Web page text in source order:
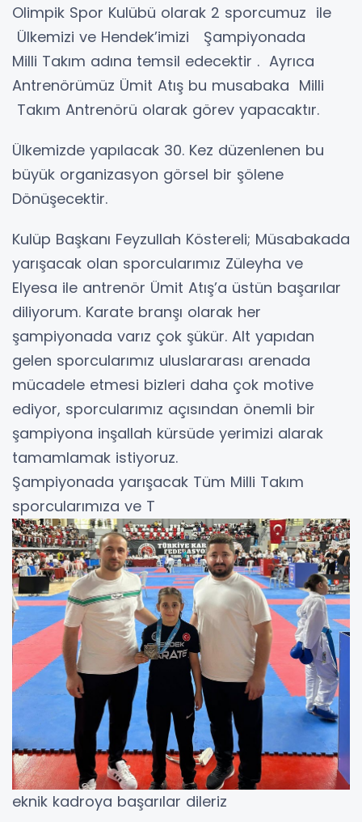
Olimpik Spor Kulübü olarak 2 sporcumuz ile
Ülkemizi ve Hendek’imizi Şampiyonada
Milli Takım adına temsil edecektir . Ayrıca
Antrenörümüz Ümit Atış bu musabaka Milli
Takım Antrenörü olarak görev yapacaktır.
Ülkemizde yapılacak 30. Kez düzenlenen bu
büyük organizasyon görsel bir şölene
Dönüşecektir.
Kulüp Başkanı Feyzullah Köstereli; Müsabakada
yarışacak olan sporcularımız Züleyha ve
Elyesa ile antrenör Ümit Atış’a üstün başarılar
diliyorum. Karate branşı olarak her
şampiyonada varız çok şükür. Alt yapıdan
gelen sporcularımız uluslararası arenada
mücadele etmesi bizleri daha çok motive
ediyor, sporcularımız açısından önemli bir
şampiyona inşallah kürsüde yerimizi alarak
tamamlamak istiyoruz.
Şampiyonada yarışacak Tüm Milli Takım
sporcularımıza ve T
eknik kadroya başarılar dileriz